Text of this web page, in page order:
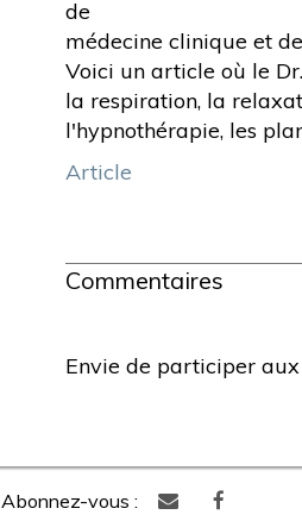
de
médecine clinique et
Voici un article où le
la respiration, la
l'hypnothérapie, les
Article
Commentaires
Envie de participer
Abonnez-vous :